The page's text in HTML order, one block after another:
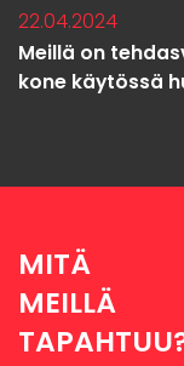
22.04.2024
Meillä on
kone käytössä
MITÄ
MEILLÄ